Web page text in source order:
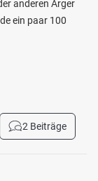
anderen Ärger
ein paar 100
2 Beiträge